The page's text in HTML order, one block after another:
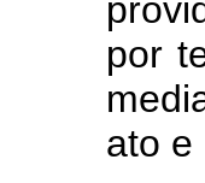
por
ato e